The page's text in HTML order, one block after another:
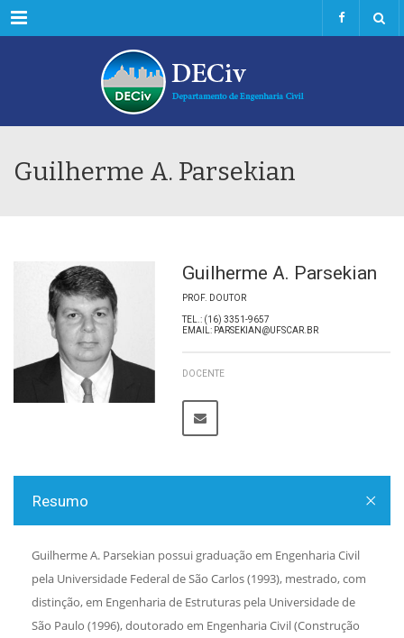
Menu
Guilherme A. Parsekian
Guilherme A. Parsekian
PROF. DOUTOR
TEL.: (16) 3351-9657
EMAIL: PARSEKIAN@UFSCAR.BR
DOCENTE
Resumo
Guilherme A. Parsekian possui graduação em Engenharia Civil
pela Universidade Federal de São Carlos (1993), mestrado, com
distinção, em Engenharia de Estruturas pela Universidade de
São Paulo (1996), doutorado em Engenharia Civil (Construção